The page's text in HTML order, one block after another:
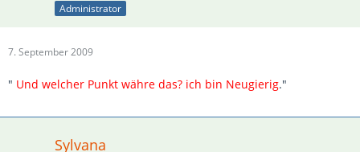
Administrator
7. September 2009
" Und welcher Punkt währe das? ich bin Neugierig."
Sylvana